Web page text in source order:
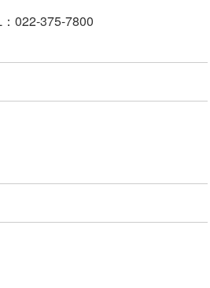
022-375-7800